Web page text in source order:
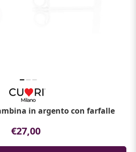
in argento con farfalle
€27,00